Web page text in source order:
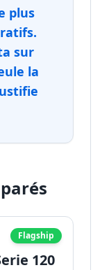
plus
sur
la
Flagship
120